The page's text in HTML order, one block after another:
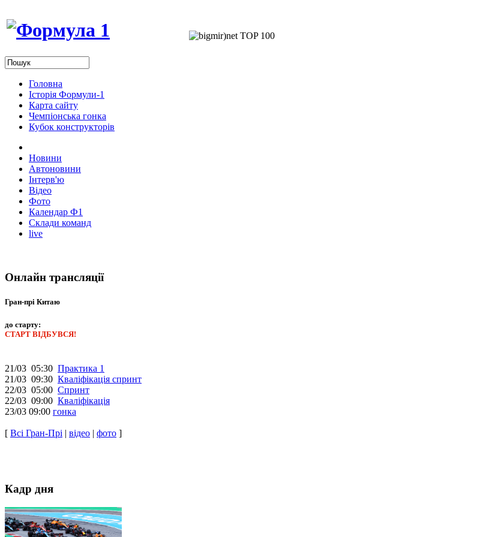
Головна
Історія Формули-1
Карта сайту
Чемпіонська гонка
Кубок конструкторів
Новини
Автоновини
Інтерв'ю
Відео
Фото
Календар Ф1
Склади команд
live
Онлайн трансляції
Гран-прі Китаю
до старту:
СТАРТ ВІДБУВСЯ!
21/03 05:30 Практика 1
21/03 09:30 Кваліфікація спринт
22/03 05:00 Спринт
22/03 09:00 Кваліфікація
23/03 09:00 гонка
[ Всі Гран-Прі | відео | фото ]
Кадр дня